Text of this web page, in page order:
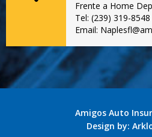
Frente a Home
Tel: (239) 319-8548
Email:
Amigos Auto
Design by: